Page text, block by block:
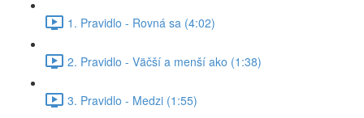
1. Pravidlo - Rovná sa (4:02)
2. Pravidlo - Väčší a menší ako (1:38)
3. Pravidlo - Medzi (1:55)